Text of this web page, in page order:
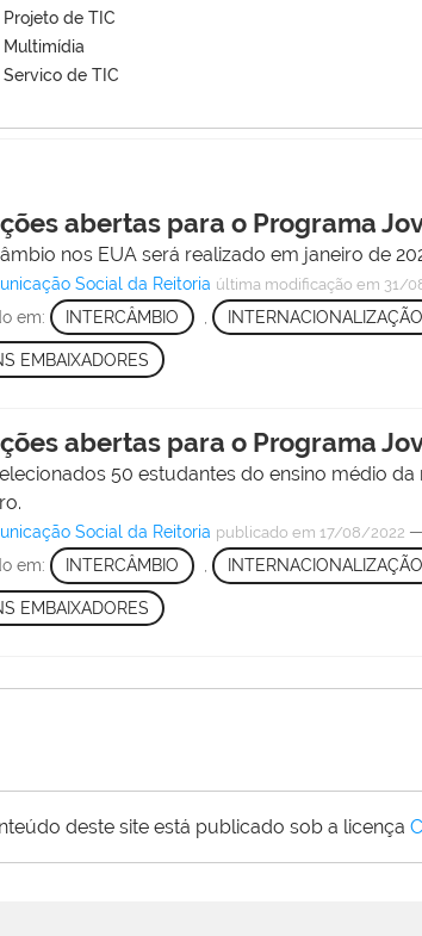
Projeto de TIC
Multimídia
Servico de TIC
abertas para o Programa
nos EUA será realizado em janeiro de
Social da Reitoria última modificação em 31/
em: INTERCÂMBIO INTERNACIONALIZAÇÃO
EMBAIXADORES
abertas para o Programa
50 estudantes do ensino médio
Social da Reitoria publicado em 17/08/2022 —
em: INTERCÂMBIO , INTERNACIONALIZAÇÃO
EMBAIXADORES
deste site está publicado sob a licença